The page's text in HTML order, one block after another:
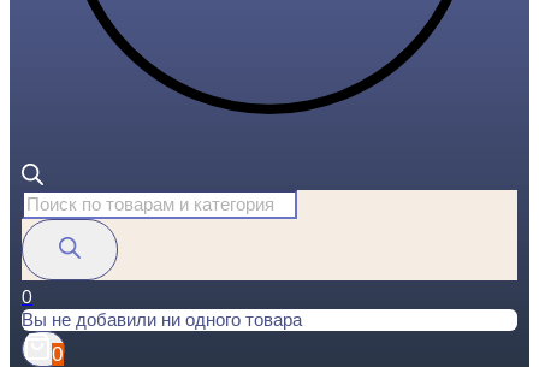
Поиск
товаров
0
Вы не добавили ни одного товара
0